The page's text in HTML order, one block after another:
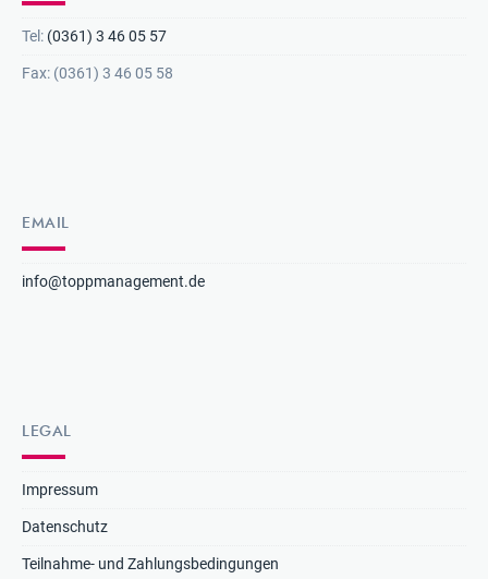
Tel: (0361) 3 46 05 57
Fax: (0361) 3 46 05 58
EMAIL
info@toppmanagement.de
LEGAL
Impressum
Datenschutz
Teilnahme- und Zahlungsbedingungen